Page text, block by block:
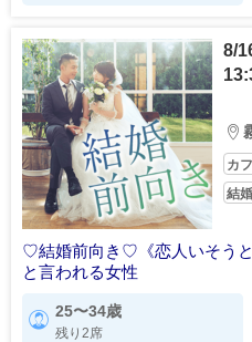
8/
カ
結
♡結婚前向き♡《恋人いそう
と言われる女性
25〜34歳
残り2席